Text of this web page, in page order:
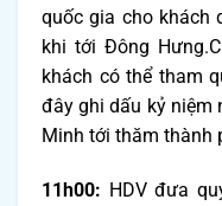
quốc gia cho khách
khi tới Đông
khách có thể tham
đây ghi dấu kỷ niệm
Minh tới thăm thành
11h00: HDV đưa